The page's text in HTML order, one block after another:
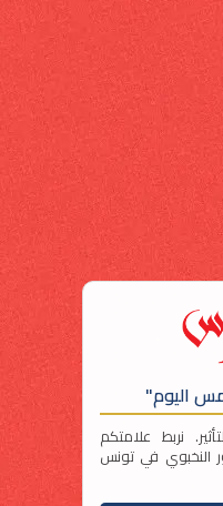
اليوم"
نربط علامتكم
النخبوي في تونس